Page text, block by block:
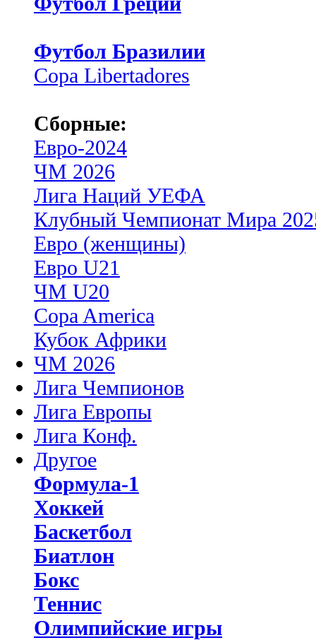
Футбол Бразилии
Copa Libertadores
Сборные:
Евро-2024
ЧМ 2026
Лига Наций УЕФА
Клубный Чемпионат Мира
Евро (женщины)
Евро U21
ЧМ U20
Copa America
Кубок Африки
ЧМ 2026
Лига Чемпионов
Лига Европы
Лига Конф.
Другое
Формула-1
Хоккей
Баскетбол
Биатлон
Бокс
Теннис
Олимпийские игры